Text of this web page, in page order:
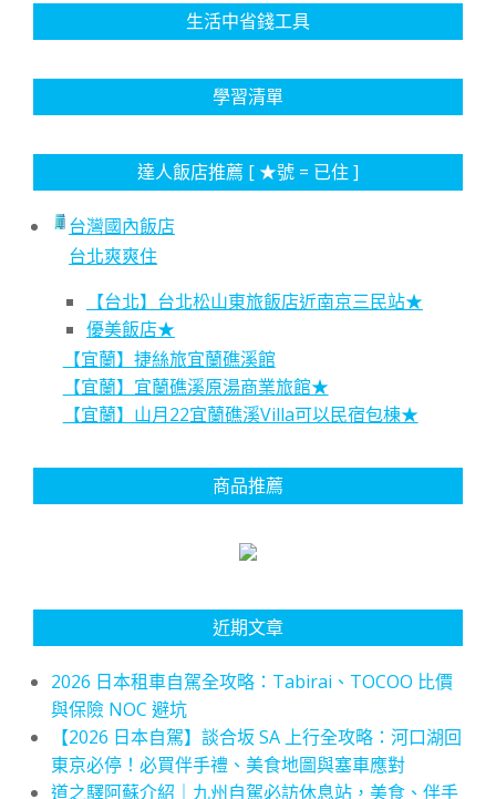
生活中省錢工具
學習清單
達人飯店推薦 [ ★號 = 已住 ]
台灣國內飯店
台北爽爽住
【台北】台北松山東旅飯店近南京三民站★
優美飯店★
【宜蘭】捷絲旅宜蘭礁溪館
【宜蘭】宜蘭礁溪原湯商業旅館★
【宜蘭】山月22宜蘭礁溪Villa可以民宿包棟★
商品推薦
近期文章
2026 日本租車自駕全攻略：Tabirai、TOCOO 比價
與保險 NOC 避坑
【2026 日本自駕】談合坂 SA 上行全攻略：河口湖回
東京必停！必買伴手禮、美食地圖與塞車應對
道之驛阿蘇介紹｜九州自駕必訪休息站，美食、伴手